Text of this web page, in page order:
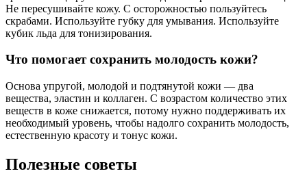
Не пересушивайте кожу. С осторожностью пользуйтесь
скрабами. Используйте губку для умывания. Используйте
кубик льда для тонизирования.
Что помогает сохранить молодость кожи?
Основа упругой, молодой и подтянутой кожи — два
вещества, эластин и коллаген. С возрастом количество этих
веществ в коже снижается, потому нужно поддерживать их
необходимый уровень, чтобы надолго сохранить молодость,
естественную красоту и тонус кожи.
Полезные советы